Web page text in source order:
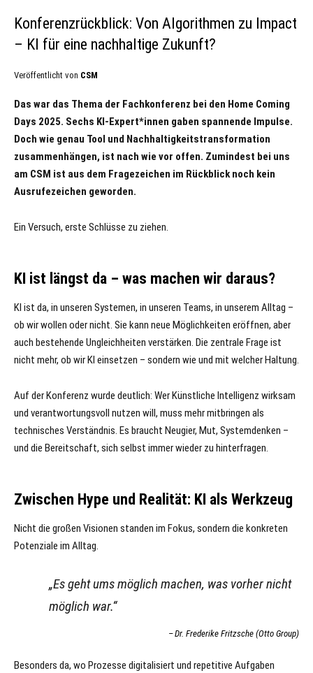
Konferenzrückblick: Von Algorithmen zu Impact
– KI für eine nachhaltige Zukunft?
Veröffentlicht von CSM
Das war das Thema der Fachkonferenz bei den Home Coming
Days 2025. Sechs KI-Expert*innen gaben spannende Impulse.
Doch wie genau Tool und Nachhaltigkeitstransformation
zusammenhängen, ist nach wie vor offen. Zumindest bei uns
am CSM ist aus dem Fragezeichen im Rückblick noch kein
Ausrufezeichen geworden.
Ein Versuch, erste Schlüsse zu ziehen.
KI ist längst da – was machen wir daraus?
KI ist da, in unseren Systemen, in unseren Teams, in unserem Alltag –
ob wir wollen oder nicht. Sie kann neue Möglichkeiten eröffnen, aber
auch bestehende Ungleichheiten verstärken. Die zentrale Frage ist
nicht mehr, ob wir KI einsetzen – sondern wie und mit welcher Haltung.
Auf der Konferenz wurde deutlich: Wer Künstliche Intelligenz wirksam
und verantwortungsvoll nutzen will, muss mehr mitbringen als
technisches Verständnis. Es braucht Neugier, Mut, Systemdenken –
und die Bereitschaft, sich selbst immer wieder zu hinterfragen.
Zwischen Hype und Realität: KI als Werkzeug
Nicht die großen Visionen standen im Fokus, sondern die konkreten
Potenziale im Alltag.
„Es geht ums möglich machen, was vorher nicht
möglich war.“
Dr. Frederike Fritzsche (Otto Group)
Besonders da, wo Prozesse digitalisiert und repetitive Aufgaben